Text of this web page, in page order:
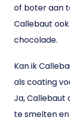
of boter aan
Callebaut
chocolade.
Kan ik
als coating
Ja, Callebaut
te smelten